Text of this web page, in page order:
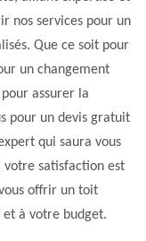
nos services pour un
Que ce soit pour
un changement
assurer la
pour un devis gratuit
qui saura vous
votre satisfaction est
offrir un toit
et à votre budget.